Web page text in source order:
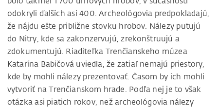
odokryli ďalších asi 400. Archeológovia predpokladajú,
že nájdu ešte približne stovku hrobov. Nálezy putujú
do Nitry, kde sa zakonzervujú, zrekonštruujú a
zdokumentujú. Riaditeľka Trenčianskeho múzea
Katarína Babičová uviedla, že zatiaľ nemajú priestory,
kde by mohli nálezy prezentovať. Časom by ich mohli
vytvoriť na Trenčianskom hrade. Podľa nej je to však
otázka asi piatich rokov, než archeológovia nálezy